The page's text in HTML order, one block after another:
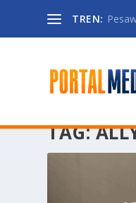
TREN:
TAG: